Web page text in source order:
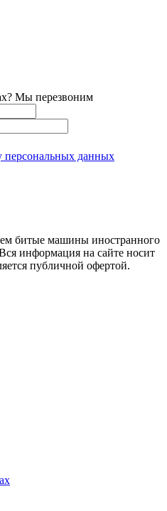
Мы перезвоним
персональных данных
битые машины иностранного
информация на сайте носит
публичной офертой.